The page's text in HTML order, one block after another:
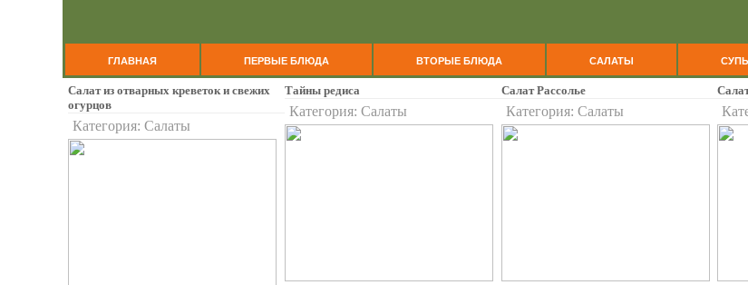
ГЛАВНАЯ ПЕРВЫЕ БЛЮДА ВТОРЫЕ БЛЮДА САЛАТЫ
Салат из отварных креветок и свежих
огурцов
Категория: Салаты
Тайны редиса
Категория: Салаты
Салат Рассолье
Категория: Салаты